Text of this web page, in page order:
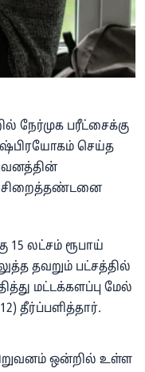
நேர்முக பரீட்சைக்கு
செய்த
சிறைத்தண்டனை
15 லட்சம் ரூபாய்
தவறும் பட்சத்தில்
மட்டக்களப்பு மேல்
தீர்ப்பளித்தார்.
ஒன்றில் உள்ள